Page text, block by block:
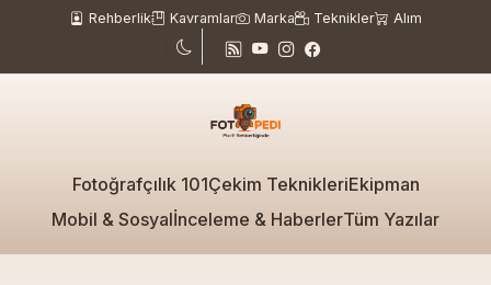
Rehberlik Kavramlar Marka Teknikler Alım
Fotoğrafçılık 101Çekim TeknikleriEkipman
Mobil & Sosyalİnceleme & HaberlerTüm Yazılar